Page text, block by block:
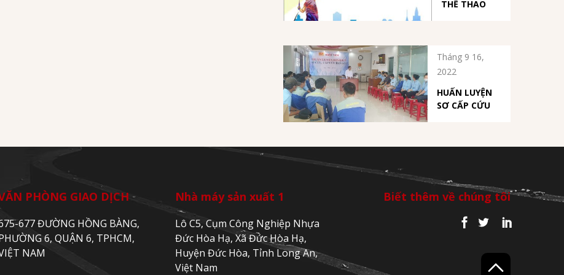
THỂ THAO
Tháng 9 16,
2022
HUẤN LUYỆN
SƠ CẤP CỨU
PHÒNG GIAO DỊCH
677 ĐƯỜNG HỒNG BÀNG,
6, QUẬN 6, TPHCM,
NAM
Nhà máy sản xuất 1
Lô C5, Cụm Công Nghiệp Nhựa
Đức Hòa Hạ, Xã Đức Hòa Hạ,
Huyện Đức Hòa, Tỉnh Long An,
Việt Nam
Biết thêm về chúng tôi